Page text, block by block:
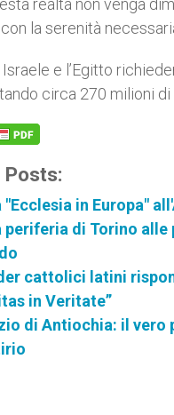
realtà non venga
la serenità
e l’Egitto
circa 270 milioni di
Posts:
"Ecclesia in Europa"
periferia di Torino alle
cattolici latini
in Veritate”
di Antiochia: il vero